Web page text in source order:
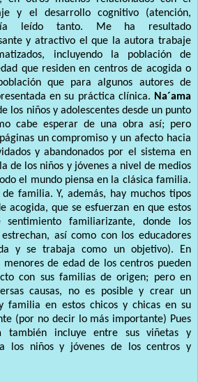
y el desarrollo cognitivo (atención,
leído tanto. Me ha resultado
y atractivo el que la autora trabaje
incluyendo la población de
que residen en centros de acogida o
que para algunos autores de
en su práctica clínica. Na´ama
los niños y adolescentes desde un punto
cabe esperar de una obra así; pero
un compromiso y un afecto hacia
y abandonados por el sistema en
de los niños y jóvenes a nivel de medios
el mundo piensa en la clásica familia.
familia. Y, además, hay muchos tipos
acogida, que se esfuerzan en que estos
familiarizante, donde los
así como con los educadores
y se trabaja como un objetivo). En
menores de edad de los centros pueden
con sus familias de origen; pero en
causas, no es posible y crear un
familia en estos chicos y chicas en su
(por no decir lo más importante) Pues
también incluye entre sus viñetas y
a los niños y jóvenes de los centros y